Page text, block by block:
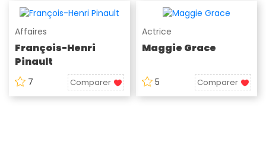
Affaires
François-Henri
Pinault
7 Comparer
Actrice
Maggie Grace
5 Comparer